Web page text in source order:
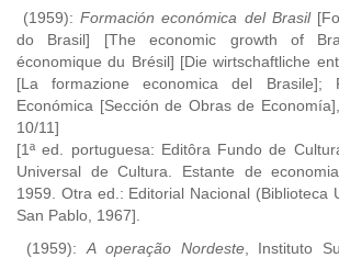
(1959):Formación económica del Brasil
do Brasil] [The economic growth of
économique du Brésil] [Die wirtschaftliche
[La formazione economica del Brasile];
Económica [Sección de Obras de
10/11]
[1ª ed. portuguesa: Editôra Fundo de
Universal de Cultura. Estante de
1959. Otra ed.: Editorial Nacional (Biblioteca
San Pablo, 1967].
(1959): A operação Nordeste, Instituto